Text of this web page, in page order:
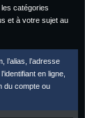
catégories
et à votre sujet au
l’alias, l’adresse
en ligne,
du compte ou